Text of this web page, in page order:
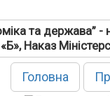
та держава” -
Наказ
Головна